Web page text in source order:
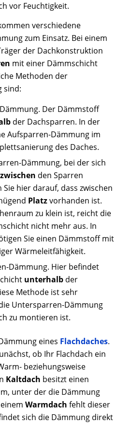
vor Feuchtigkeit.
verschiedene
zum Einsatz. Bei einem
der Dachkonstruktion
mit einer Dämmschicht
Methoden der
sind:
Der Dämmstoff
der Dachsparren. In der
Aufsparren-Dämmung im
des Daches.
Dämmung, bei der sich
zwischen den Sparren
hier darauf, dass zwischen
Platzvorhanden ist.
zu klein ist, reicht die
nicht mehr aus. In
Sie einen Dämmstoff mit
Wärmeleitfähigkeit.
Dämmung. Hier befindet
unterhalbder
Methode ist sehr
Untersparren-Dämmung
zu montieren ist.
eines Flachdaches.
ob Ihr Flachdach ein
beziehungsweise
Kaltdach besitzt einen
unter der die Dämmung
Warmdach fehlt dieser
sich die Dämmung direkt